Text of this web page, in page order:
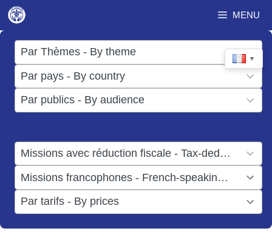
Aller
au
contenu
MENU
▼
Par Thèmes - By theme
17
results
available
Par pays - By country
50
results
available
Par publics - By audience
results
Missions avec réduction fiscale - Tax-deductible missions
result
available
Missions francophones - French-speaking missions
result
available
Par tarifs - By prices
results
available